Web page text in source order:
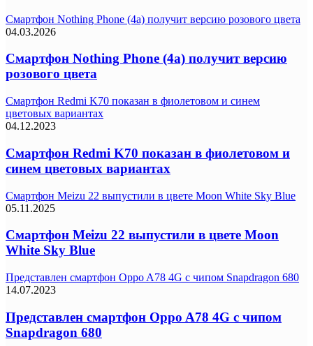
Смартфон Nothing Phone (4a) получит версию розового цвета
04.03.2026
Смартфон Nothing Phone (4a) получит версию
розового цвета
Смартфон Redmi K70 показан в фиолетовом и синем
цветовых вариантах
04.12.2023
Смартфон Redmi K70 показан в фиолетовом и
синем цветовых вариантах
Смартфон Meizu 22 выпустили в цвете Moon White Sky Blue
05.11.2025
Смартфон Meizu 22 выпустили в цвете Moon
White Sky Blue
Представлен смартфон Oppo A78 4G с чипом Snapdragon 680
14.07.2023
Представлен смартфон Oppo A78 4G с чипом
Snapdragon 680